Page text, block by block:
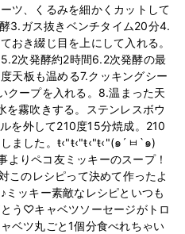
ツ、くるみを細かくカットして
3.ガス抜きベンチタイム20分4.
おき綴じ目を上にして入れる。
次発酵約2時間6.2次発酵の最
天板も温める7.クッキングシー
クープを入れる。8.温まった天
を霧吹きする。ステンレスボウ
を外して210度15分焼成。210
ました。ŧ‹"ŧ‹"ŧ‹"ŧ‹"(๑´ㅂ`๑)
よりペコ友ミッキーのスープ！
このレシピって決めて作ったよ
ッキー素敵なレシピといつも
う♡キャベツソーセージがトロ
ベツ丸ごと1個分食べれちゃい